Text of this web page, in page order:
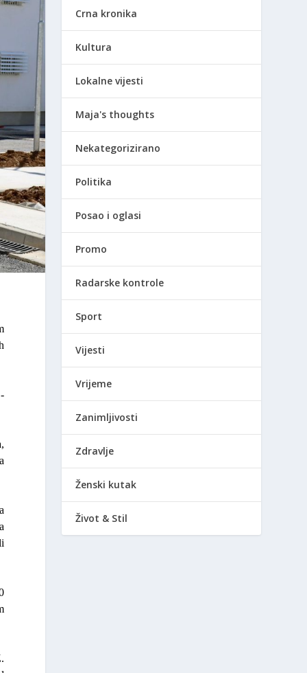
Crna kronika
Kultura
Lokalne vijesti
Maja's thoughts
Nekategorizirano
Politika
Posao i oglasi
Promo
Radarske kontrole
Sport
Vijesti
Vrijeme
Zanimljivosti
Zdravlje
Ženski kutak
Život & Stil